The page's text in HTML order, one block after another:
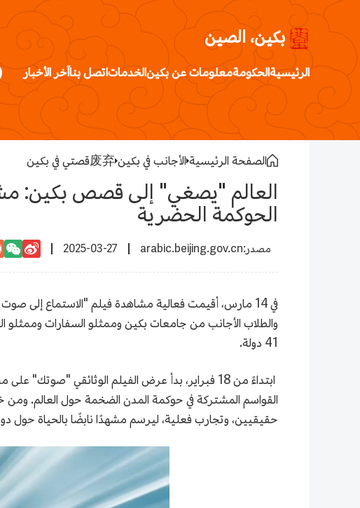
بكين، الصين
الرئيسيةالحكومةمعلومات عن بكينالخدماتاتصل بناآخر الأخبار
الصفحة الرئيسية الأجانب في بكين废弃قصتي في بكين
العالم "يصغي" إلى قصص بكين:
الحوكمة الحضرية
arabic.beijing.gov.cn
2025-03-27
41 دولة.
ابتداءً من 18 فبراير، بدأ عرض الفيلم الوثائقي
القواسم المشتركة في حوكمة المدن الضخمة حول العالم.
حقيقيين، وتجارب فعلية، ليرسم مشهدًا نابضًا بالحياة حول